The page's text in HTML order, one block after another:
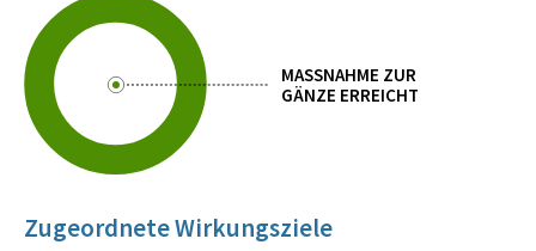
MASSNAHME ZUR
GÄNZE ERREICHT
Zugeordnete Wirkungsziele